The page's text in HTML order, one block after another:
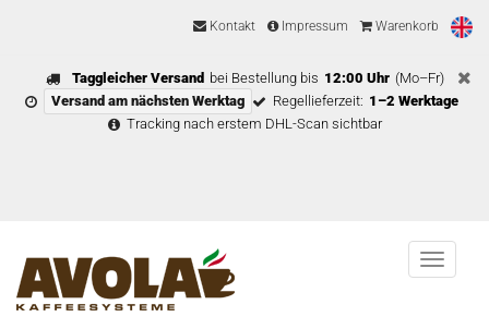
Kontakt Impressum Warenkorb
Taggleicher Versand bei Bestellung bis 12:00 Uhr (Mo–Fr)
Versand am nächsten Werktag
Regellieferzeit: 1–2 Werktage
Tracking nach erstem DHL-Scan sichtbar
Menu